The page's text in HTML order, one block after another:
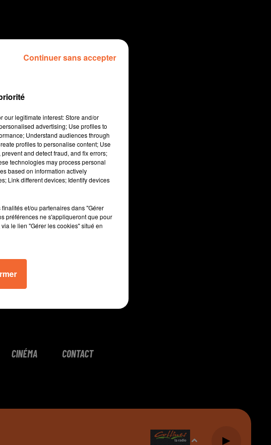
vous
2 min
CINÉMA CONTACT
our legitimate interest: Store and/or
advertising; Use profiles to
Understand audiences through
profiles to personalise content; Use
and detect fraud, and fix errors;
technologies may process personal
based on information actively
Link different devices; Identify devices
et/ou partenaires dans "Gérer
préférences ne s'appliqueront que pour
le lien "Gérer les cookies" situé en
Continuer sans accepter